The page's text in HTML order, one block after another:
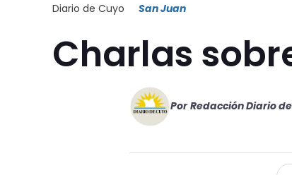
Diario de Cuyo San Juan
Charlas
Por Redacción Diario